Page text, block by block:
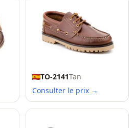
TO-2141Tan
Consulter le prix →